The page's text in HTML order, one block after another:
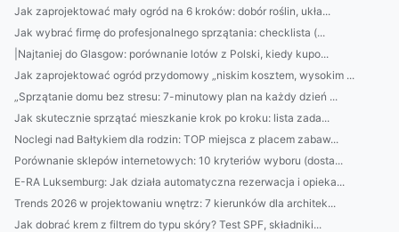
Jak zaprojektować mały ogród na 6 kroków: dobór roślin, ukła...
Jak wybrać firmę do profesjonalnego sprzątania: checklista (...
|Najtaniej do Glasgow: porównanie lotów z Polski, kiedy kupo...
Jak zaprojektować ogród przydomowy „niskim kosztem, wysokim ...
„Sprzątanie domu bez stresu: 7-minutowy plan na każdy dzień ...
Jak skutecznie sprzątać mieszkanie krok po kroku: lista zada...
Noclegi nad Bałtykiem dla rodzin: TOP miejsca z placem zabaw...
Porównanie sklepów internetowych: 10 kryteriów wyboru (dosta...
E-RA Luksemburg: Jak działa automatyczna rezerwacja i opieka...
Trends 2026 w projektowaniu wnętrz: 7 kierunków dla architek...
Jak dobrać krem z filtrem do typu skóry? Test SPF, składniki...